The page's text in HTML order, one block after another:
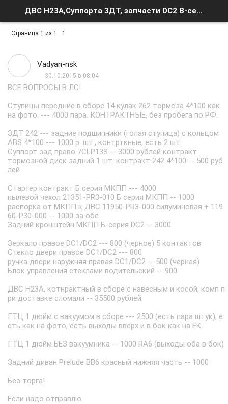
ДВС H23A,Суппорта ЗДТ, запчасти DC2 B-серия МКПП, ГТЦ 1" идр - Список форумов
Страница 1 из 1 1
Vadyan-nsk
30.10.2015 в 08:04
ВСЕ ВОПРОСЫ В ЛС!
Ступицы передние в сборе 14 кулак 262 тормоза 4*100 как
на фото. --- 4000 пара. КОНТРАКТНЫЕ, без пробега по РФ.
ЗДТ 242 --- задние подшипники (голая ступица) с кольцом
ABS 4*100 --- 1000 р. шт., контрткные, есть 2 шт.
Суппорт зад право 7CLP13S -- 3000 рублей контракт
тормозной диск задний 1 шт. контракт 242 4*100 -- 500 руб
лей
Стартер контракт Б серия МКПП --- 4000
пылевой чехол 21351-PR3-010 Б серия МКПП -- 1000
распорка от МКПП к ДВС 11950-PR3-000 силуминовая + 119
60-P30-000 -- 1000 за обе
Задний кронштейн МКПП Б-серия DC2 -- 3000
Зеркало правое DC1/DC2 --- 800 (черное) 5 контактов
Стекло двери правое DC1/DC2 --- 800
ручка двери наружняя правая DC1/DC2 -- 500 (черная)
Блок управления стеклами водительский -- 900
ДВС H23A, котнрактный в сборе с навесным и косой, комп п
ри доставке сломали -- 35500 рублей.
ГТЦ 1 дюйм с вакуумом в сборе --- 2500 (есть пара штук), е
сть как на фото, есть выходы вверх и в бок как на EK
ГТЦ 1 дюйм БЕЗ вакуумника -- 1000 RA6 (выходы оба в бок)
Задний диван Prelude BB6 красный нижняя часть -- 1000
Без торга!
Если надо отправлю.